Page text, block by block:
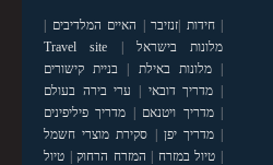
|חידות |זנזיבר | האיים המלדיבים |
מלונות בישראל |
Travel site
|מלונות באילת | בניית קישורים
| מדריך דובאי | ערי בירה בעולם
|מדריך ויטנאם | מדריך פיליפינים
|מדריך יפן | סקירת מוצרי חשמל
| טיול במזרח | המזרח הרחוק| טיול